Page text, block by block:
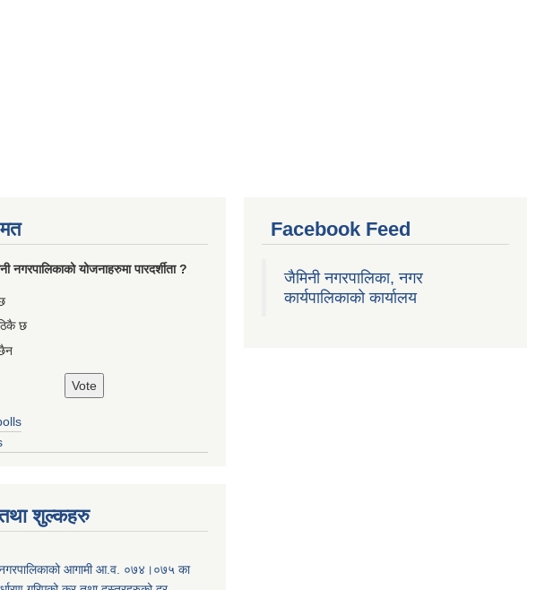
नगरपालिकाको योजनाहरुमा पारदर्शीता ?
छ
शुल्कहरु
आगामी आ.व. ०७४।०७५ का
Facebook Feed
जैमिनी नगरपालिका, नगर
कार्यपालिकाको कार्यालय